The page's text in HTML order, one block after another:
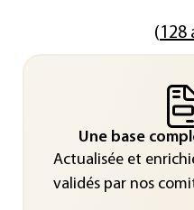
(128
Une base
Actualisée et
validés par nos